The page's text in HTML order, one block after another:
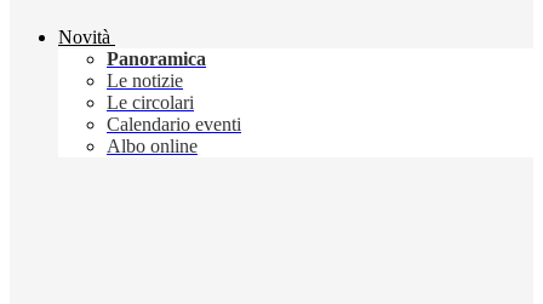
Novità
Panoramica
Le notizie
Le circolari
Calendario eventi
Albo online